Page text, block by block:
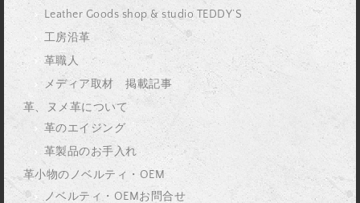
Leather Goods shop & studio TEDDY’S
工房沿革
革職人
メディア取材 掲載記事
革、ヌメ革について
革のエイジング
革製品のお手入れ
革小物のノベルティ・OEM
ノベルティ・OEMお問合せ